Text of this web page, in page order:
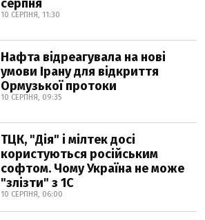
серпня
10 СЕРПНЯ, 11:30
Нафта відреагувала на нові
умови Ірану для відкриття
Ормузької протоки
10 СЕРПНЯ, 09:35
ТЦК, "Дія" і мілтек досі
користуються російським
софтом. Чому Україна не може
"злізти" з 1С
10 СЕРПНЯ, 06:00